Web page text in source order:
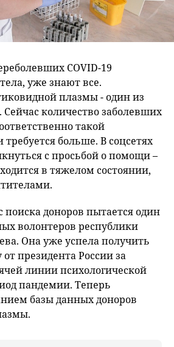
COVID-19
уже знают все.
плазмы - один из
количество заболевших
такой
требуется больше. В соцсетях
с просьбой о помощи –
в тяжелом состоянии,
поиска доноров пытается один
волонтеров республики
Она уже успела получить
президента России за
линии психологической
пандемии. Теперь
базы данных доноров